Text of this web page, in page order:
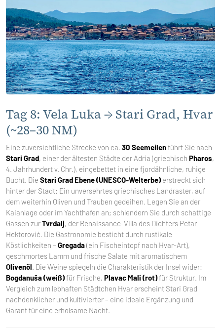
Tag 8: Vela Luka → Stari Grad, Hvar
(~28–30 NM)
Eine zuversichtliche Strecke von ca. 30 Seemeilenführt Sie nach
Stari Grad, einer der ältesten Städte der Adria (griechisch Pharos,
4. Jahrhundert v. Chr.), eingebettet in eine fjordähnliche, ruhige
Bucht. Die Stari Grad Ebene (UNESCO-Welterbe)erstreckt sich
hinter der Stadt: Ein unversehrtes griechisches Landraster, auf
dem weiterhin Oliven und Trauben gedeihen. Legen Sie an der
Kaianlage oder im Yachthafen an; schlendern Sie durch schattige
Gassen zurTvrdalj, der Renaissance-Villa des Dichters Petar
Hektorović. Die Gastronomie besticht durch rustikale
Köstlichkeiten – Gregada(ein Fischeintopf nach Hvar-Art),
geschmortes Lamm und frische Salate mit aromatischem
Olivenöl. Die Weine spiegeln die Charakteristik der Insel wider:
Bogdanuša (weiß)für Frische, Plavac Mali (rot)für Struktur. Im
Vergleich zum lebhaften Städtchen Hvar erscheint Stari Grad
nachdenklicher und kultivierter – eine ideale Ergänzung und
Garant für eine erholsame Nacht.